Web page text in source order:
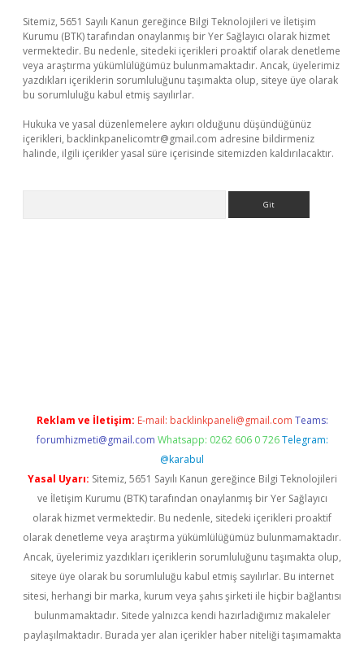
Sitemiz, 5651 Sayılı Kanun gereğince Bilgi Teknolojileri ve İletişim
Kurumu (BTK) tarafından onaylanmış bir Yer Sağlayıcı olarak hizmet
vermektedir. Bu nedenle, sitedeki içerikleri proaktif olarak denetleme
veya araştırma yükümlülüğümüz bulunmamaktadır. Ancak, üyelerimiz
yazdıkları içeriklerin sorumluluğunu taşımakta olup, siteye üye olarak
bu sorumluluğu kabul etmiş sayılırlar.
Hukuka ve yasal düzenlemelere aykırı olduğunu düşündüğünüz
içerikleri, backlinkpanelicomtr@gmail.com adresine bildirmeniz
halinde, ilgili içerikler yasal süre içerisinde sitemizden kaldırılacaktır.
Reklam ve İletişim: E-mail: backlinkpaneli@gmail.com Teams:
forumhizmeti@gmail.com Whatsapp: 0262 606 0 726 Telegram:
@karabul
Yasal Uyarı: Sitemiz, 5651 Sayılı Kanun gereğince Bilgi Teknolojileri
ve İletişim Kurumu (BTK) tarafından onaylanmış bir Yer Sağlayıcı
olarak hizmet vermektedir. Bu nedenle, sitedeki içerikleri proaktif
olarak denetleme veya araştırma yükümlülüğümüz bulunmamaktadır.
Ancak, üyelerimiz yazdıkları içeriklerin sorumluluğunu taşımakta olup,
siteye üye olarak bu sorumluluğu kabul etmiş sayılırlar. Bu internet
sitesi, herhangi bir marka, kurum veya şahıs şirketi ile hiçbir bağlantısı
bulunmamaktadır. Sitede yalnızca kendi hazırladığımız makaleler
paylaşılmaktadır. Burada yer alan içerikler haber niteliği taşımamakta